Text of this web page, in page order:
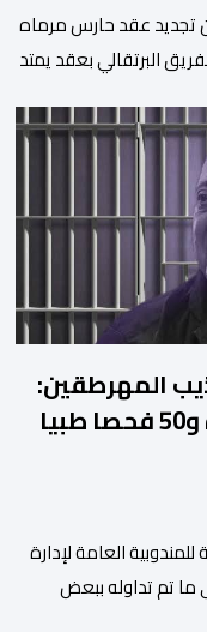
تجديد عقد حارس مرماه
البرتقالي بعقد يمتد
“الرحلة مستمرة”، في
والتعزيز من
المهرطقين:
المحلي العرجات 1 التابعة للمندوبية العامة لإدارة
ما تم تداوله ببعض